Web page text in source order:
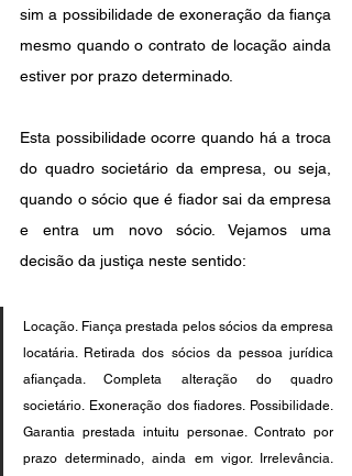
sim a possibilidade de exoneração da fiança
mesmo quando o contrato de locação ainda
estiver por prazo determinado.
Esta possibilidade ocorre quando há a troca
do quadro societário da empresa, ou seja,
quando o sócio que é fiador sai da empresa
e entra um novo sócio. Vejamos uma
decisão da justiça neste sentido:
Locação. Fiança prestada pelos sócios da empresa
locatária. Retirada dos sócios da pessoa jurídica
afiançada. Completa alteração do quadro
societário. Exoneração dos fiadores. Possibilidade.
Garantia prestada intuitu personae. Contrato por
prazo determinado, ainda em vigor. Irrelevância.